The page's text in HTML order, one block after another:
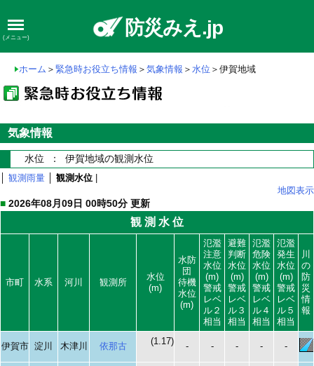
(メニュー) 防災みえ.jp
ホーム ＞ 緊急時お役立ち情報 ＞ 気象情報 ＞ 水位 ＞伊賀地域
気象情報
水位 ： 伊賀地域の観測水位
観測雨量 観測水位
地図表示
■ 2026年08月09日 00時50分 更新
観 測 水 位
市町 水系 河川 観測所
水位
(m)
水防
団
待機
水位
(m)
氾濫
注意
水位
(m)
警戒
レベ
ル２
相当
避難
判断
水位
(m)
警戒
レベ
ル３
相当
氾濫
危険
水位
(m)
警戒
レベ
ル４
相当
氾濫
発生
水位
(m)
警戒
レベ
ル５
相当
川
の
防
災
情
報
伊賀市 淀川 木津川 依那古 (1.17) - - - - -